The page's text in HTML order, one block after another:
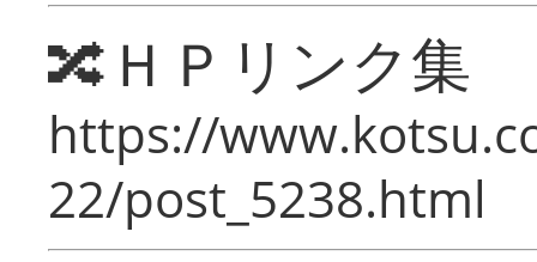
🔀ＨＰリンク集
https://
22/post_5238.html